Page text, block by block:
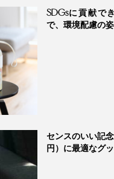
ャンドルのように火を灯
ると、可愛いマッチが
ます。
WoodWick ウッド
ウィック
SDGsに貢献で
で、環境配慮の
センスのいい記
円）に最適なグ